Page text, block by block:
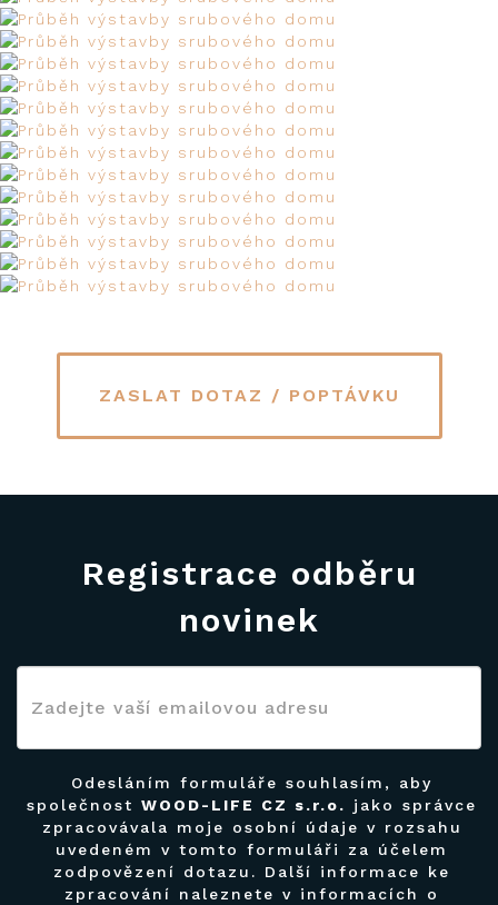
ZASLAT DOTAZ / POPTÁVKU
Registrace odběru
novinek
Odesláním formuláře souhlasím, aby
společnost WOOD-LIFE CZ s.r.o.
jako správce
zpracovávala moje osobní údaje v rozsahu
uvedeném v tomto formuláři za účelem
zodpovězení dotazu. Další informace ke
zpracování naleznete v informacích o